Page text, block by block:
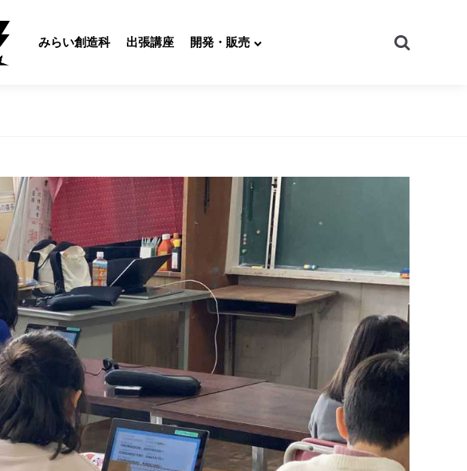
みらい創造科 出張講座 開発・販売